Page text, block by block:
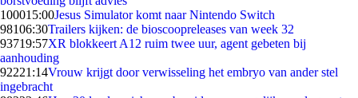
100015:00Jesus Simulator komt naar Nintendo Switch
98106:30Trailers kijken: de bioscoopreleases van week 32
93719:57XR blokkeert A12 ruim twee uur, agent gebeten bij
aanhouding
92221:14Vrouw krijgt door verwisseling het embryo van ander stel
ingebracht